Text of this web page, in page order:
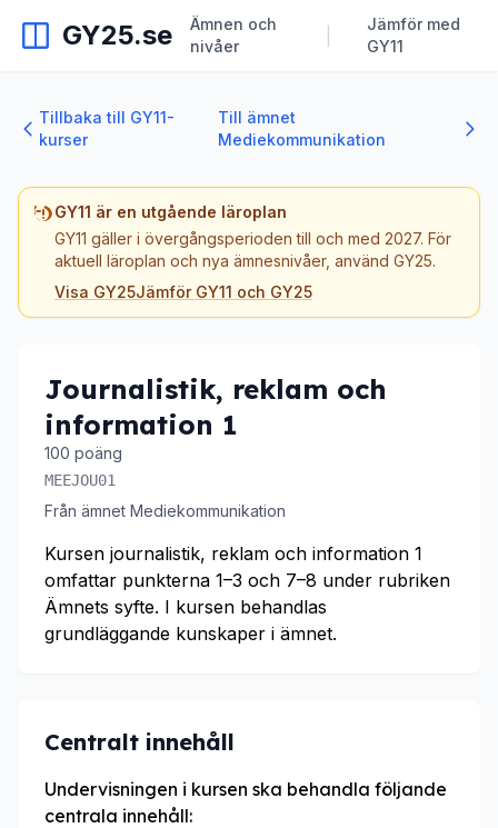
GY25.se
Ämnen och
nivåer
Jämför med
GY11
Tillbaka till GY11-
kurser
Till ämnet
Mediekommunikation
GY11 är en utgående läroplan
GY11 gäller i övergångsperioden till och med 2027. För
aktuell läroplan och nya ämnesnivåer, använd GY25.
Visa GY25Jämför GY11 och GY25
Journalistik, reklam och
information 1
100 poäng
MEEJOU01
Från ämnet Mediekommunikation
Kursen journalistik, reklam och information 1
omfattar punkterna 1–3 och 7–8 under rubriken
Ämnets syfte. I kursen behandlas
grundläggande kunskaper i ämnet.
Centralt innehåll
Undervisningen i kursen ska behandla följande
centrala innehåll: